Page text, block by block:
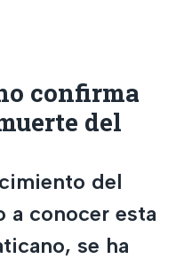
confirma
del
del
a conocer esta
se ha